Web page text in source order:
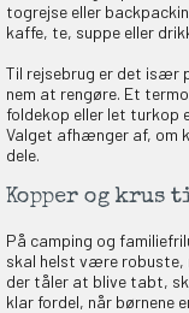
togrejse eller
kaffe, te, suppe eller
Til rejsebrug er det især
nem at rengøre. Et
foldekop eller let turkop
Valget afhænger af, om
dele.
Kopper og krus
På camping og
skal helst være robuste,
der tåler at blive tabt,
klar fordel, når børnene